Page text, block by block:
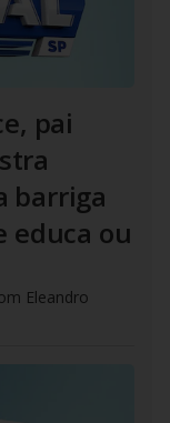
pai
barriga
educa ou
Eleandro